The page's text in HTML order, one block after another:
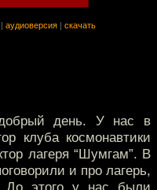
аудиоверсия скачать
день. У нас в
клуба космонавтики
лагеря “Шумгам”. В
и про лагерь,